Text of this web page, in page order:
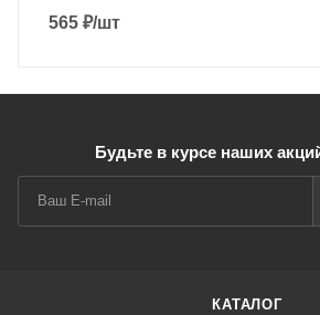
565 ₽/шт
Будьте в курсе наших
КАТАЛОГ